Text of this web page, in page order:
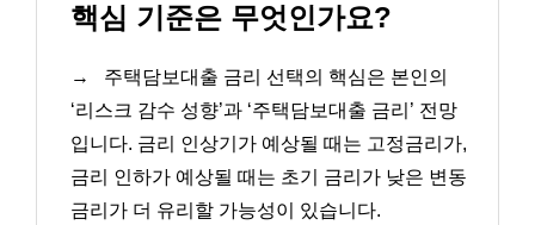
핵심 기준은 무엇인가요?
→
주택담보대출 금리 선택의 핵심은 본인의
‘리스크 감수 성향’과 ‘주택담보대출 금리’ 전망
입니다. 금리 인상기가 예상될 때는 고정금리가,
금리 인하가 예상될 때는 초기 금리가 낮은 변동
금리가 더 유리할 가능성이 있습니다.